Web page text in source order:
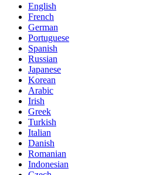
English
French
German
Portuguese
Spanish
Russian
Japanese
Korean
Arabic
Irish
Greek
Turkish
Italian
Danish
Romanian
Indonesian